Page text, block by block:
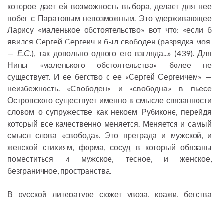
которое дает ей возможность выбора, делает для нее
побег с Паратовым невозможным. Это удерживающее
Ларису «маленькое обстоятельство» вот что: «если б
явился Сергей Сергеич и был свободен (разрядка моя.
— Е.С.), так довольно одного его взгляда...» (439). Для
Нины «маленького обстоятельства» более не
существует. И ее бегство с ее «Сергей Сергеичем» —
неизбежность. «Свободен» и «свободна» в пьесе
Островского существует именно в смысле связанности
словом о супружестве как некоем Рубиконе, перейдя
который все качественно меняется. Меняется и самый
смысл слова «свобода». Это преграда и мужской, и
женской стихиям, форма, сосуд, в который обязаны
поместиться и мужское, тесное, и женское,
безграничное, пространства.
В русской литературе сюжет увоза, кражи, бегства